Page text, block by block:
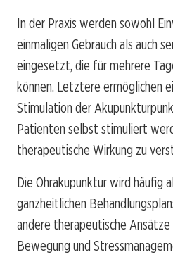
In der Praxis werden sowohl
einmaligen Gebrauch als auch
eingesetzt, die für mehrere
können. Letztere ermöglichen
Stimulation der
Patienten selbst stimuliert
therapeutische Wirkung zu
Die Ohrakupunktur wird häufig
ganzheitlichen
andere therapeutische
Bewegung und